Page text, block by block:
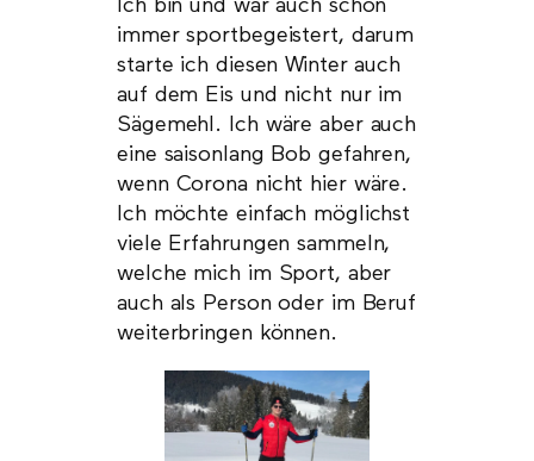
Ich bin und war auch schon
immer sportbegeistert, darum
starte ich diesen Winter auch
auf dem Eis und nicht nur im
Sägemehl. Ich wäre aber auch
eine saisonlang Bob gefahren,
wenn Corona nicht hier wäre.
Ich möchte einfach möglichst
viele Erfahrungen sammeln,
welche mich im Sport, aber
auch als Person oder im Beruf
weiterbringen können.